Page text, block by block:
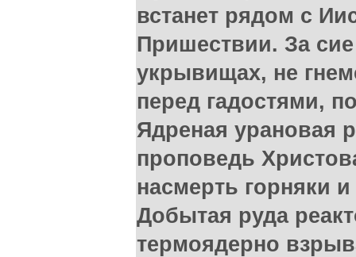
встанет рядом с
Пришествии. За
укрывищах, не
перед гадостями,
Ядреная урановая
проповедь
насмерть горняки
Добытая руда
термоядерно